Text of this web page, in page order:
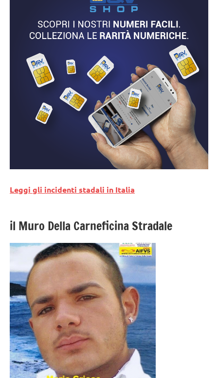
Leggi gli incidenti stadali in Italia
il Muro Della Carneficina Stradale